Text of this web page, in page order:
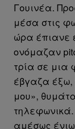
Γουινέα.
μέσα στις
ώρα έπιανε
ονόμαζαν
τρία σε μια
έβγαζα έξω,
μου»,
αμέσως